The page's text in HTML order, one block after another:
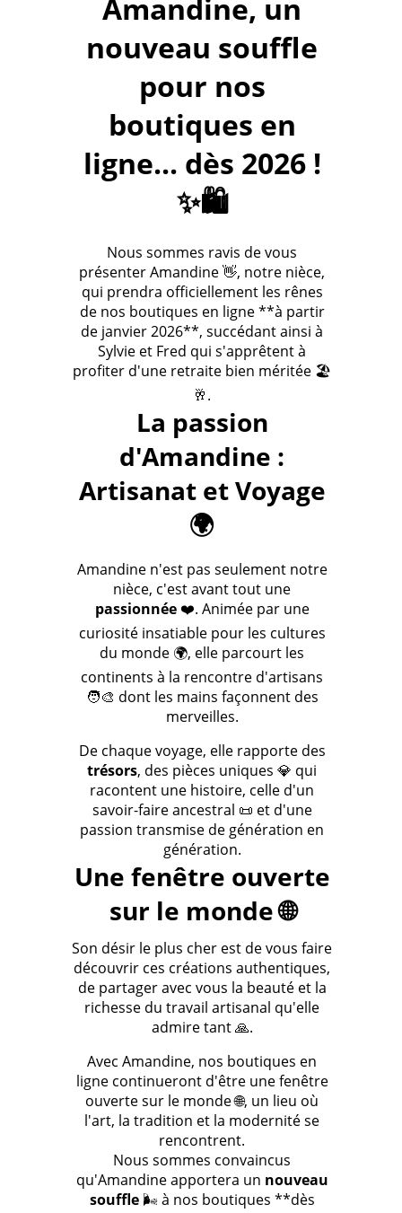
Amandine, un
nouveau souffle
pour nos
boutiques en
ligne... dès 2026 !
✨🛍️
Nous sommes ravis de vous
présenter Amandine 👋, notre nièce,
qui prendra officiellement les rênes
de nos boutiques en ligne **à partir
de janvier 2026**, succédant ainsi à
Sylvie et Fred qui s'apprêtent à
profiter d'une retraite bien méritée 🏖️
🥂.
La passion
d'Amandine :
Artisanat et Voyage
🌍
Amandine n'est pas seulement notre
nièce, c'est avant tout une
passionnée❤️. Animée par une
curiosité insatiable pour les cultures
du monde 🌍, elle parcourt les
continents à la rencontre d'artisans
🧑‍🎨 dont les mains façonnent des
merveilles.
De chaque voyage, elle rapporte des
trésors, des pièces uniques 💎 qui
racontent une histoire, celle d'un
savoir-faire ancestral 📜 et d'une
passion transmise de génération en
génération.
Une fenêtre ouverte
sur le monde 🌐
Son désir le plus cher est de vous faire
découvrir ces créations authentiques,
de partager avec vous la beauté et la
richesse du travail artisanal qu'elle
admire tant 🙏.
Avec Amandine, nos boutiques en
ligne continueront d'être une fenêtre
ouverte sur le monde 🌐, un lieu où
l'art, la tradition et la modernité se
rencontrent.
Nous sommes convaincus
qu'Amandine apportera un nouveau
souffle🌬️ à nos boutiques **dès